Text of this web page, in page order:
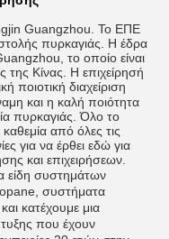
Guangzhou. Το ΕΠΕ
πυρκαγιάς. Η έδρα
το οποίο είναι
της Κίνας. Η επιχείρησή
ποιοτική διαχείριση
και η καλή ποιότητα
πυρκαγιάς. Όλο το
από όλες τις
για να έρθει εδώ για
και επιχειρήσεων.
είδη συστημάτων
συστήματα
κατέχουμε μια
που έχουν